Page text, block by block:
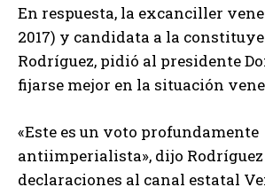
En respuesta, la excanciller
2017) y candidata a la
Rodríguez, pidió al presidente
fijarse mejor en la situación
«Este es un voto profundamente
antiimperialista», dijo Rodríguez
declaraciones al canal estatal